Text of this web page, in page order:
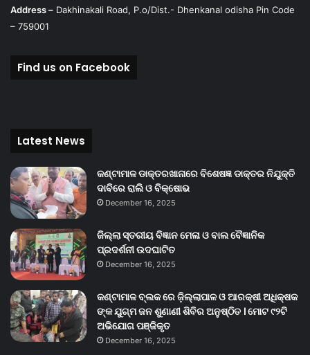
Address – Dakhinakali Road, P.o/Dist.- Dhenkanal odisha Pin Code
– 759001
Find us on Facebook
Latest News
କଣ୍ଟାମାଳ ଡାକ୍ତରଖାନାରେ ବିଶେଷଜ୍ଞ ଡାକ୍ତର ନିଯୁକ୍ତି
ଦାବିରେ ରାଲି ଓ ବିକ୍ଷୋଭ
December 16, 2025
ଜିଲ୍ଲା ସ୍ତରୀୟ ବିଜ୍ଞାନ ମେଳା ଓ ବାଲ ବୈଜ୍ଞାନିକ
ପ୍ରଦର୍ଶନୀ ଉଦଘାଟିତ
December 16, 2025
କଣ୍ଟାମାଳ ବ୍ଲକ ରେ ଜ଼ିଲ୍ଲାପାଳ ଓ ଆରକ୍ଷୀ ଅଧିକ୍ଷକ
ଙ୍କ ଯୁଗ୍ମ ଜନ ଶୁଣାଣୀ ଶିବିର ଅନୁଷ୍ଠିତ । ମୋଟ ୯୨ଟି
ଅଭିଯୋଗ ପଞ୍ଜିକୃତ
December 16, 2025